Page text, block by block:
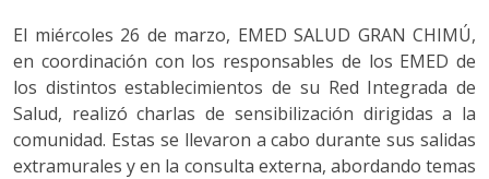
El miércoles 26 de marzo, EMED SALUD GRAN CHIMÚ,
en coordinación con los responsables de los EMED de
los distintos establecimientos de su Red Integrada de
Salud, realizó charlas de sensibilización dirigidas a la
comunidad. Estas se llevaron a cabo durante sus salidas
extramurales y en la consulta externa, abordando temas